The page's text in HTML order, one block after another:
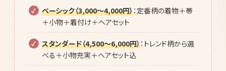
ベーシック（3,000〜4,000円）：定番柄の着物＋帯
＋小物＋着付け＋ヘアセット
スタンダード（4,500〜6,000円）：トレンド柄から選
べる＋小物充実＋ヘアセット込